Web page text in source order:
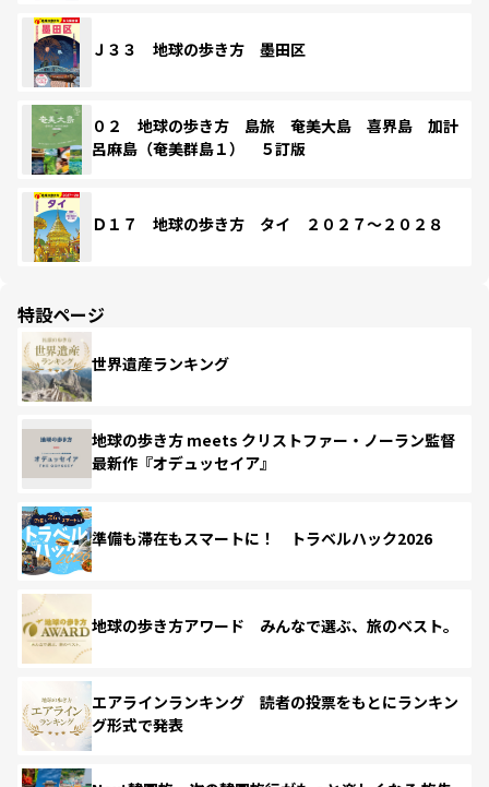
Ｊ３３ 地球の歩き方 墨田区
０２ 地球の歩き方 島旅 奄美大島 喜界島 加計
呂麻島（奄美群島１） ５訂版
Ｄ１７ 地球の歩き方 タイ ２０２７～２０２８
特設ページ
世界遺産ランキング
地球の歩き方 meets クリストファー・ノーラン監督
最新作『オデュッセイア』
準備も滞在もスマートに！ トラベルハック2026
地球の歩き方アワード みんなで選ぶ、旅のベスト。
エアラインランキング 読者の投票をもとにランキン
グ形式で発表